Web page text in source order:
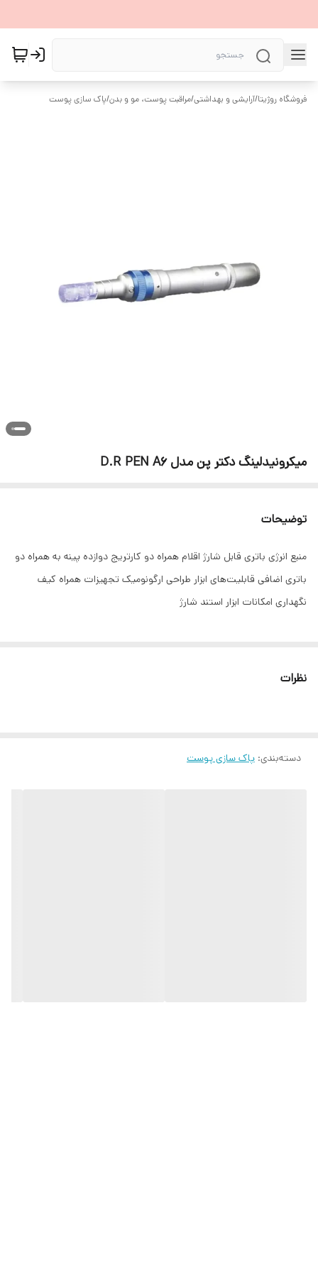
فروشگاه روژیتا/آرایشی و بهداشتی/مراقبت پوست، مو و بدن/پاک سازی پوست
میکرونیدلینگ دکتر پن مدل D.R PEN A6
توضیحات
منبع انرژی باتری قابل شارژ اقلام همراه دو کارتریج دوازده پینه به همراه دو
باتری اضافی قابلیت‌های ابزار طراحی ارگونومیک تجهیزات همراه کیف
نگهداری امکانات ابزار استند شارژ
نظرات
دسته‌بندی: پاک سازی پوست